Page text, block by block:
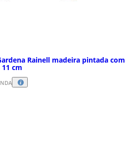
Rainell madeira pintada com
cm